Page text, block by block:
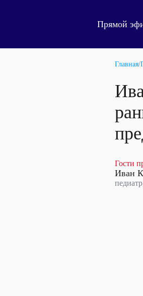
Прямой
Главная/
Гости
Иван